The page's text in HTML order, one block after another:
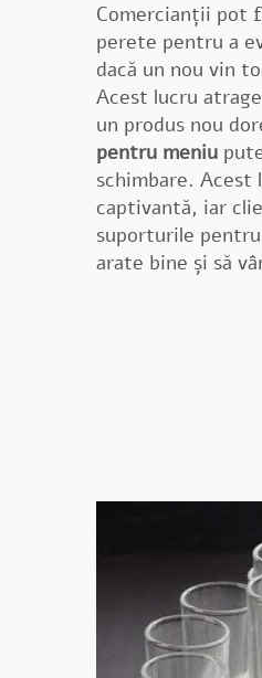
Comercianții pot
perete pentru a
dacă un nou vin
Acest lucru
un produs nou
pentru meniu
schimbare. Acest
captivantă, iar
suporturile
arate bine și să